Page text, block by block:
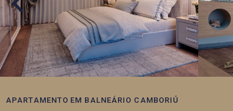
APARTAMENTO EM BALNEÁRIO CAMBORIÚ